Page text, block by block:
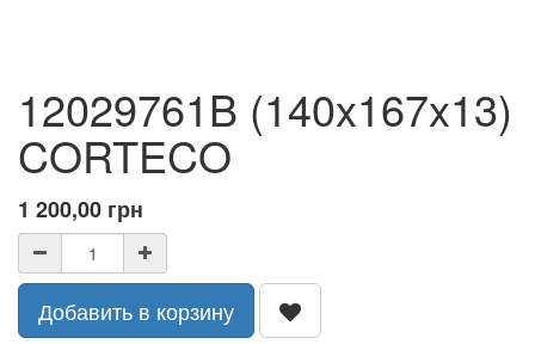
12029761B (140x167x13)
CORTECO
1 200,00 грн
Добавить в корзину